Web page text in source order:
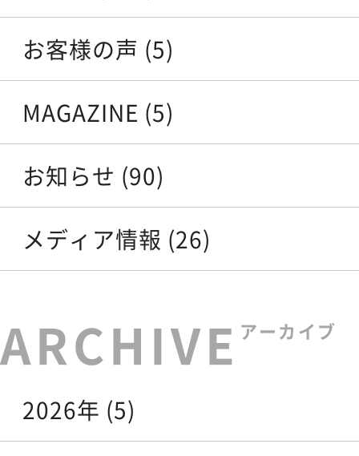
お客様の声 (5)
MAGAZINE (5)
お知らせ (90)
メディア情報 (26)
アーカイブ
2026年 (5)